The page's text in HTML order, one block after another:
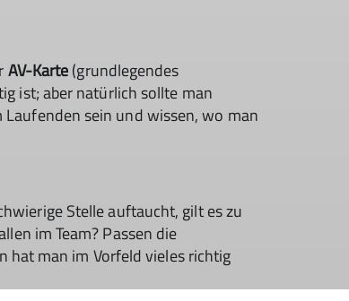
AV-Karte(grundlegendes
ist; aber natürlich sollte man
sein und wissen, wo man
Stelle auftaucht, gilt es zu
im Team? Passen die
hat man im Vorfeld vieles richtig